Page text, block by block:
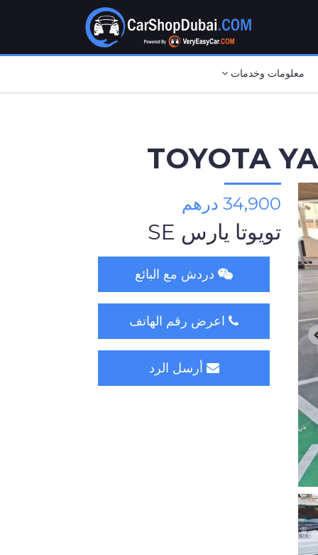
معلومات وخدمات
TOYOTA
34,900 درهم
تويوتا يارس SE
دردش مع البائع
اعرض رقم الهاتف
أرسل الرد